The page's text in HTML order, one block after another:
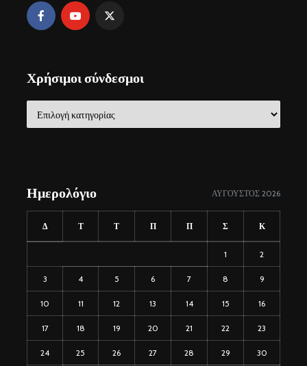
Χρήσιμοι σύνδεσμοι
σύνδεσμοι
Ημερολόγιο ΑΎΓΟΥΣΤΟΣ 2026
Δ Τ Τ Π Π Σ Κ
1 2
3 4 5 6 7 8 9
10 11 12 13 14 15 16
17 18 19 20 21 22 23
24 25 26 27 28 29 30